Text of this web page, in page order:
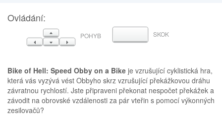
Ovládání:
NAHORU
VLEVODOLŮVPRAVO
POHYB MEZERNÍKSKOK
Bike of Hell: Speed Obby on a Bike je vzrušující cyklistická hra,
která vás vyzývá vést Obbyho skrz vzrušující překážkovou dráhu
závratnou rychlostí. Jste připraveni překonat nespočet překážek a
závodit na obrovské vzdálenosti za pár vteřin s pomocí výkonných
zesilovačů?